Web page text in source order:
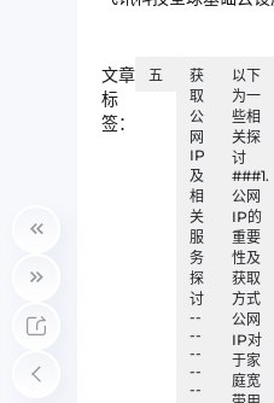
文章
标
签：
五
获
取
公
网
IP
及
相
关
服
务
探
讨
--
--
--
--
--
以下
为一
些相
关探
讨
###1.
公网
IP的
重要
性及
获取
方式
公网
IP对
于家
庭宽